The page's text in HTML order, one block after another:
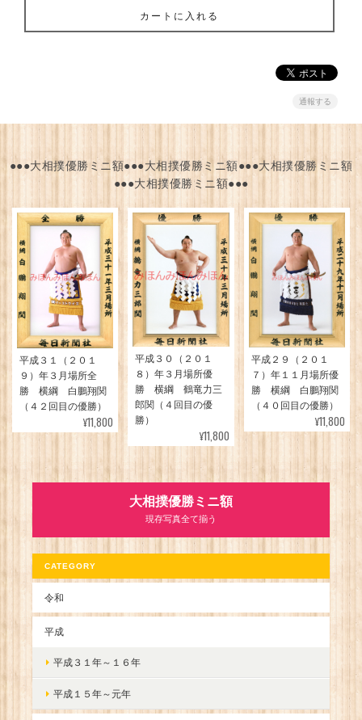
カートに入れる
通報する
●●●大相撲優勝ミニ額●●●大相撲優勝ミニ額●●●大相撲優勝ミニ額
●●●大相撲優勝ミニ額●●●
平成３１（２０１
９）年３月場所全
勝 横綱 白鵬翔関
（４２回目の優勝）
¥11,800
平成３０（２０１
８）年３月場所優
勝 横綱 鶴竜力三
郎関（４回目の優
勝）
¥11,800
平成２９（２０１
７）年１１月場所優
勝 横綱 白鵬翔関
（４０回目の優勝）
¥11,800
大相撲優勝ミニ額
現存写真全て揃う
CATEGORY
令和
平成
平成３１年～１６年
平成１５年～元年